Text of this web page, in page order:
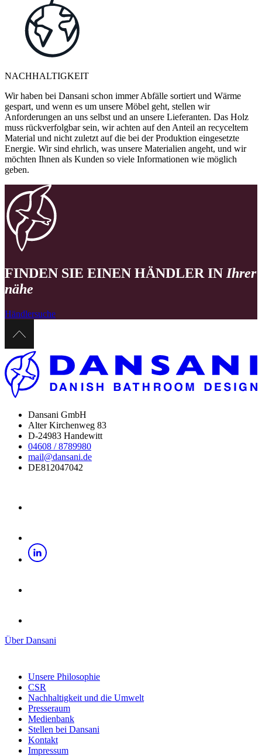
NACHHALTIGKEIT
Wir haben bei Dansani schon immer Abfälle sortiert und Wärme
gespart, und wenn es um unsere Möbel geht, stellen wir
Anforderungen an uns selbst und an unsere Lieferanten. Das Holz
muss rückverfolgbar sein, wir achten auf den Anteil an recyceltem
Material und nicht zuletzt auf die bei der Produktion eingesetzte
Energie. Wir sind ehrlich, was unsere Materialien angeht, und wir
möchten Ihnen als Kunden so viele Informationen wie möglich
geben.
FINDEN SIE EINEN HÄNDLER IN Ihrer
nähe
Händlersuche
Dansani GmbH
Alter Kirchenweg 83
D-24983 Handewitt
04608 / 8789980
mail@dansani.de
DE812047042
Über Dansani
Unsere Philosophie
CSR
Nachhaltigkeit und die Umwelt
Presseraum
Medienbank
Stellen bei Dansani
Kontakt
Impressum